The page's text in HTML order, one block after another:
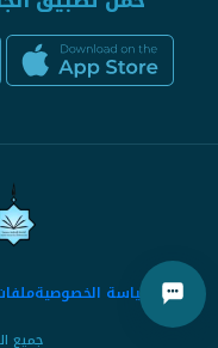
سياسة الخصوصية
جميع